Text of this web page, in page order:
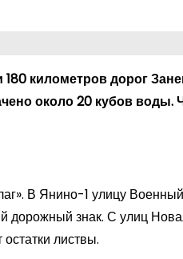
километров дорог
около 20 кубов воды.
В Янино-1 улицу
дорожный знак. С улиц
листвы.